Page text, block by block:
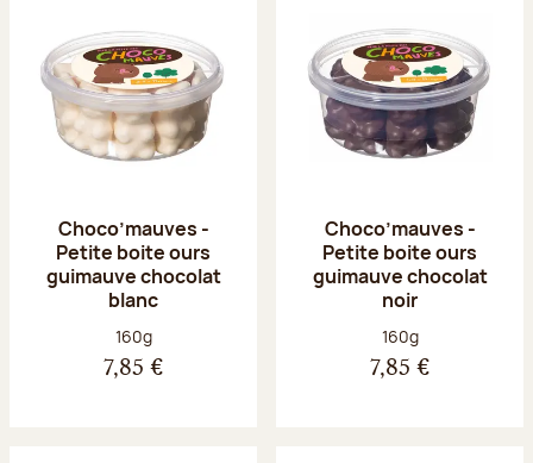
Choco’mauves -
Petite boite ours
guimauve chocolat
blanc
Poids net :
160g
7,85 €
Choco’mauves -
Petite boite ours
guimauve chocolat
noir
Poids net :
160g
7,85 €